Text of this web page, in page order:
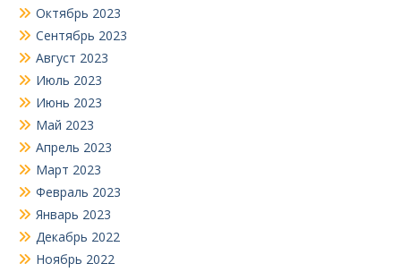
Октябрь 2023
Сентябрь 2023
Август 2023
Июль 2023
Июнь 2023
Май 2023
Апрель 2023
Март 2023
Февраль 2023
Январь 2023
Декабрь 2022
Ноябрь 2022